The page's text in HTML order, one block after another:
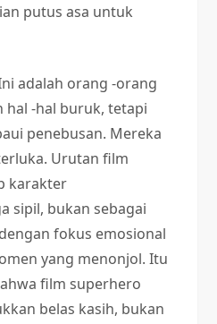
putus asa untuk
adalah orang -orang
hal -hal buruk, tetapi
penebusan. Mereka
Urutan film
karakter
sipil, bukan sebagai
fokus emosional
yang menonjol. Itu
film superhero
belas kasih, bukan